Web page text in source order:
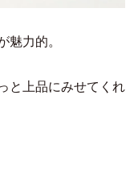
魅力的。
と上品にみせてくれ